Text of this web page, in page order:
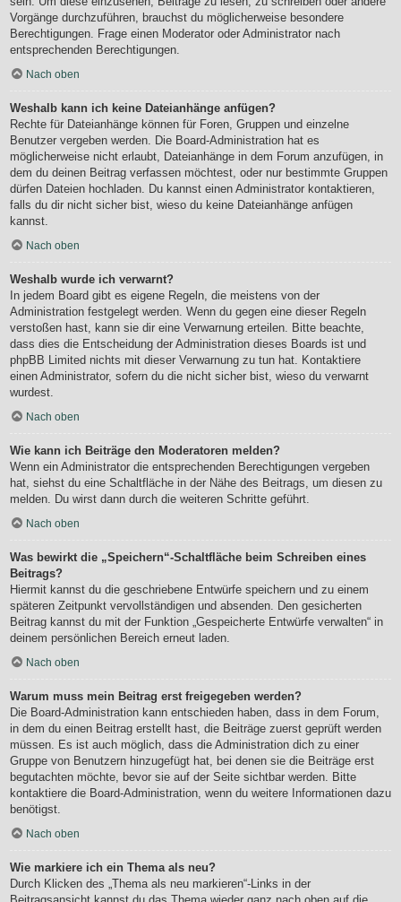
Vorgänge durchzuführen, brauchst du möglicherweise besondere
Berechtigungen. Frage einen Moderator oder Administrator nach
entsprechenden Berechtigungen.
Nach oben
Weshalb kann ich keine Dateianhänge anfügen?
Rechte für Dateianhänge können für Foren, Gruppen und einzelne
Benutzer vergeben werden. Die Board-Administration hat es
möglicherweise nicht erlaubt, Dateianhänge in dem Forum anzufügen, in
dem du deinen Beitrag verfassen möchtest, oder nur bestimmte Gruppen
dürfen Dateien hochladen. Du kannst einen Administrator kontaktieren,
falls du dir nicht sicher bist, wieso du keine Dateianhänge anfügen
kannst.
Nach oben
Weshalb wurde ich verwarnt?
In jedem Board gibt es eigene Regeln, die meistens von der
Administration festgelegt werden. Wenn du gegen eine dieser Regeln
verstoßen hast, kann sie dir eine Verwarnung erteilen. Bitte beachte,
dass dies die Entscheidung der Administration dieses Boards ist und
phpBB Limited nichts mit dieser Verwarnung zu tun hat. Kontaktiere
einen Administrator, sofern du die nicht sicher bist, wieso du verwarnt
wurdest.
Nach oben
Wie kann ich Beiträge den Moderatoren melden?
Wenn ein Administrator die entsprechenden Berechtigungen vergeben
hat, siehst du eine Schaltfläche in der Nähe des Beitrags, um diesen zu
melden. Du wirst dann durch die weiteren Schritte geführt.
Nach oben
Was bewirkt die „Speichern“-Schaltfläche beim Schreiben eines
Beitrags?
Hiermit kannst du die geschriebene Entwürfe speichern und zu einem
späteren Zeitpunkt vervollständigen und absenden. Den gesicherten
Beitrag kannst du mit der Funktion „Gespeicherte Entwürfe verwalten“ in
deinem persönlichen Bereich erneut laden.
Nach oben
Warum muss mein Beitrag erst freigegeben werden?
Die Board-Administration kann entschieden haben, dass in dem Forum,
in dem du einen Beitrag erstellt hast, die Beiträge zuerst geprüft werden
müssen. Es ist auch möglich, dass die Administration dich zu einer
Gruppe von Benutzern hinzugefügt hat, bei denen sie die Beiträge erst
begutachten möchte, bevor sie auf der Seite sichtbar werden. Bitte
kontaktiere die Board-Administration, wenn du weitere Informationen dazu
benötigst.
Nach oben
Wie markiere ich ein Thema als neu?
Durch Klicken des „Thema als neu markieren“-Links in der